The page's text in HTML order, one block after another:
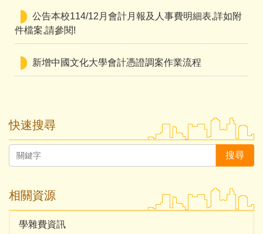
公告本校114/12月會計月報及人事費明細表,詳如附
件檔案,請參閱!
新增中國文化大學會計憑證調案作業流程
快速搜尋
搜尋
相關資源
學雜費資訊